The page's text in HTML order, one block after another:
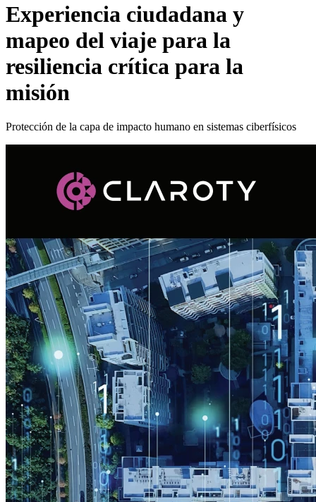
Experiencia ciudadana y
mapeo del viaje para la
resiliencia crítica para la
misión
Protección de la capa de impacto humano en sistemas ciberfísicos